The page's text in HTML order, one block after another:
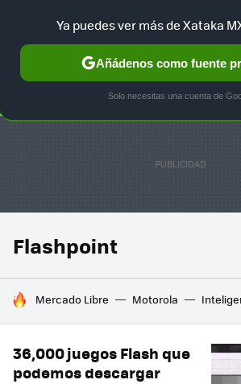
SELECCIÓN GAMING HOME
Flashpoint
HOY SE HABLA DE
Mercado Libre Motorola
36,000 juegos Flash que
podemos descargar
Ya puedes ver más de Xataka
Añádenos como fuente
Solo necesitas una cuenta de